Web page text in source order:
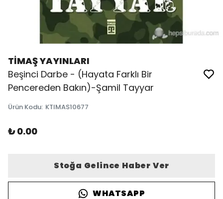
TİMAŞ YAYINLARI
Beşinci Darbe - (Hayata Farklı Bir
Pencereden Bakın)-Şamil Tayyar
Ürün Kodu: KTIMAS10677
₺ 0.00
Stoğa Gelince Haber Ver
WHATSAPP